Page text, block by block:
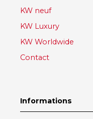
KW neuf
KW Luxury
KW Worldwide
Contact
Informations